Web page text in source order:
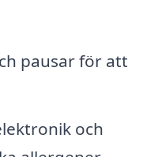
pausar för att
och